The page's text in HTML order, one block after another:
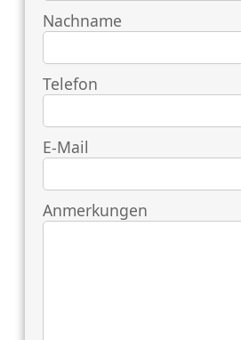
Nachname
Telefon
E-Mail
Anmerkungen